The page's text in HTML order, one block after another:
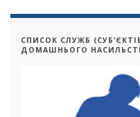
СПИСОК СЛУЖБ
ДОМАШНЬОГО